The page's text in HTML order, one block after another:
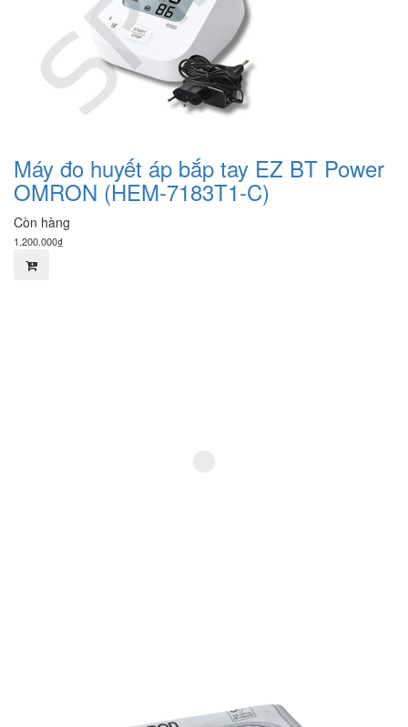
Máy đo huyết áp bắp tay EZ BT Power
OMRON (HEM-7183T1-C)
Còn hàng
1.200.000₫